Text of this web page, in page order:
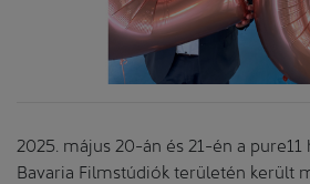
2025. május 20-án és 21-én a
Bavaria Filmstúdiók területén került